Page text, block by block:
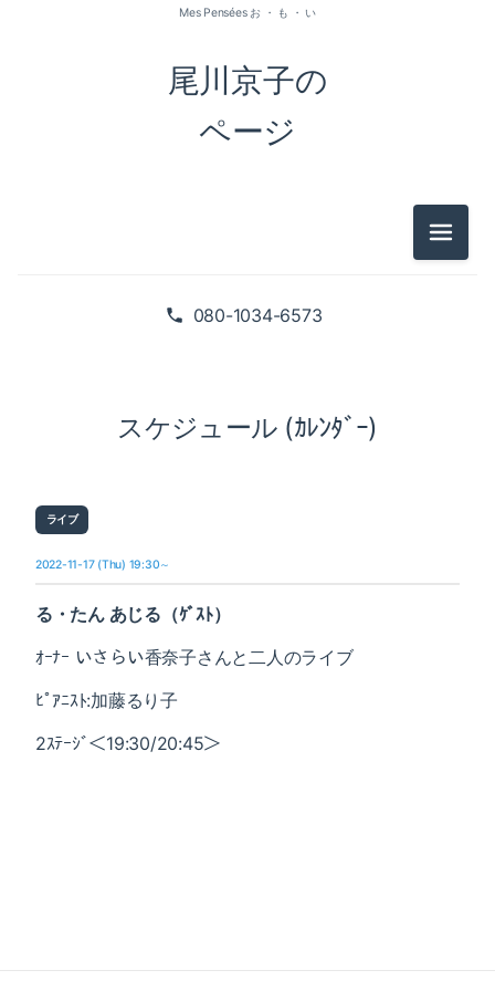
080-1034-6573
尾川京子の
ページ
Mes Pensées お ・ も ・ い
メニュ
スケジュール (ｶﾚﾝﾀﾞｰ)
ライブ
2022-11-17 (Thu) 19:30～
る・たん あじる（ｹﾞｽﾄ）
ｵｰﾅｰ いさらい香奈子さんと二人のライブ
ﾋﾟｱﾆｽﾄ:加藤るり子
2ｽﾃｰｼﾞ＜19:30/20:45＞